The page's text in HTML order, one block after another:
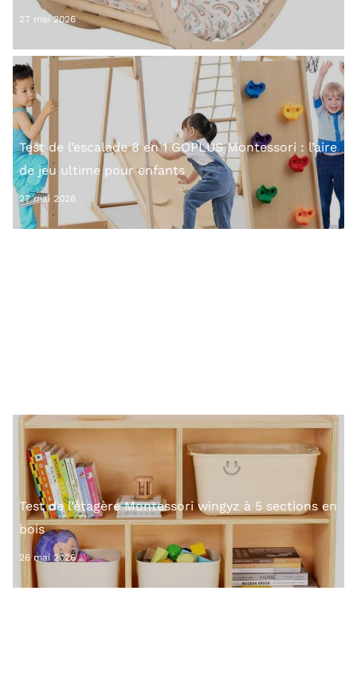
27 mai 2026
Test de l’escalade 8 en 1 GOPLUS Montessori : l’aire
de jeu ultime pour enfants
27 mai 2026
Test de l’étagère Montessori wingyz à 5 sections en
bois
26 mai 2026